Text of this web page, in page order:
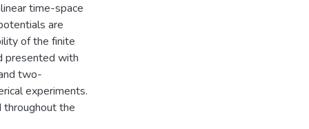
time-space
are
of the finite
presented with
two-
experiments.
throughout the